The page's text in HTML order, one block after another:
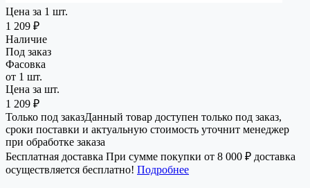
Цена за 1 шт.
1 209 ₽
Наличие
Под заказ
Фасовка
от 1 шт.
Цена за шт.
1 209 ₽
Только под заказДанный товар доступен только под заказ,
сроки поставки и актуальную стоимость уточнит менеджер
при обработке заказа
Бесплатная доставка При сумме покупки от 8 000 ₽ доставка
осуществляется бесплатно! Подробнее